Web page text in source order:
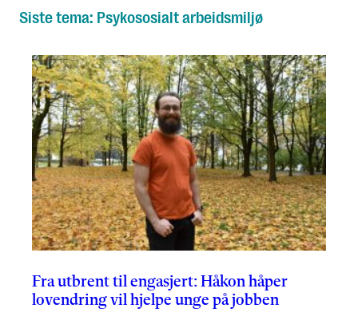
Siste tema: Psykososialt arbeidsmiljø
Fra utbrent til engasjert: Håkon håper
lovendring vil hjelpe unge på jobben